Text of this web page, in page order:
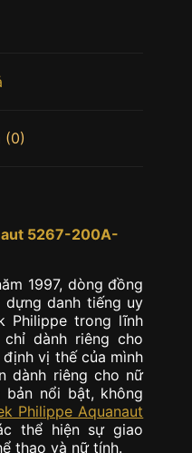
(0)
5267-200A-
1997, dòng đồng
dựng danh tiếng uy
Philippe trong lĩnh
dành riêng cho
vị thế của mình
dành riêng cho nữ
nổi bật, không
Philippe Aquanaut
thể hiện sự giao
thao và nữ tính.